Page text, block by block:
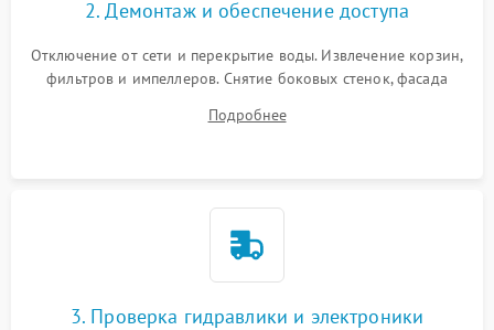
2. Демонтаж и обеспечение доступа
Отключение от сети и перекрытие воды. Извлечение корзин,
фильтров и импеллеров. Снятие боковых стенок, фасада
циркуляционному насосу, ТЭНу и сливной помпе.
Подробнее
3. Проверка гидравлики и электроники